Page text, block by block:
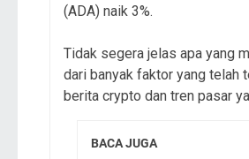
(ADA) naik 3%.
Tidak segera jelas apa yang
dari banyak faktor yang telah
berita crypto dan tren pasar
BACA JUGA